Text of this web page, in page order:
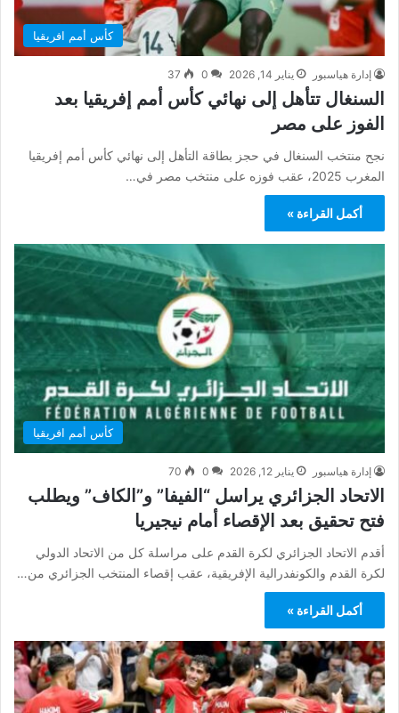
كأس أمم افريقيا
إدارة هياسبور يناير 14, 2026 0
37
السنغال تتأهل إلى نهائي كأس أمم إفريقيا بعد
الفوز على مصر
نجح منتخب السنغال في حجز بطاقة التأهل إلى نهائي كأس أمم إفريقيا
المغرب 2025، عقب فوزه على منتخب مصر في…
أكمل القراءة »
كأس أمم افريقيا
إدارة هياسبور يناير 12, 2026 0
70
الاتحاد الجزائري يراسل “الفيفا” و”الكاف” ويطلب
فتح تحقيق بعد الإقصاء أمام نيجيريا
أقدم الاتحاد الجزائري لكرة القدم على مراسلة كل من الاتحاد الدولي
لكرة القدم والكونفدرالية الإفريقية، عقب إقصاء المنتخب الجزائري من…
أكمل القراءة »